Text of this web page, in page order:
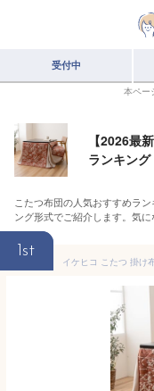
受付中
本ペー
【2026最
ランキング
こたつ布団の人気おすすめラ
ング形式でご紹介します。気
1st